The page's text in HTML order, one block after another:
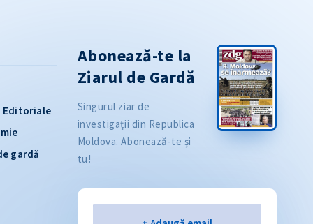
Editoriale
gardă
Abonează-te la
Ziarul de Gardă
Singurul ziar de
investigații din Republica
Moldova. Abonează-te și
tu!